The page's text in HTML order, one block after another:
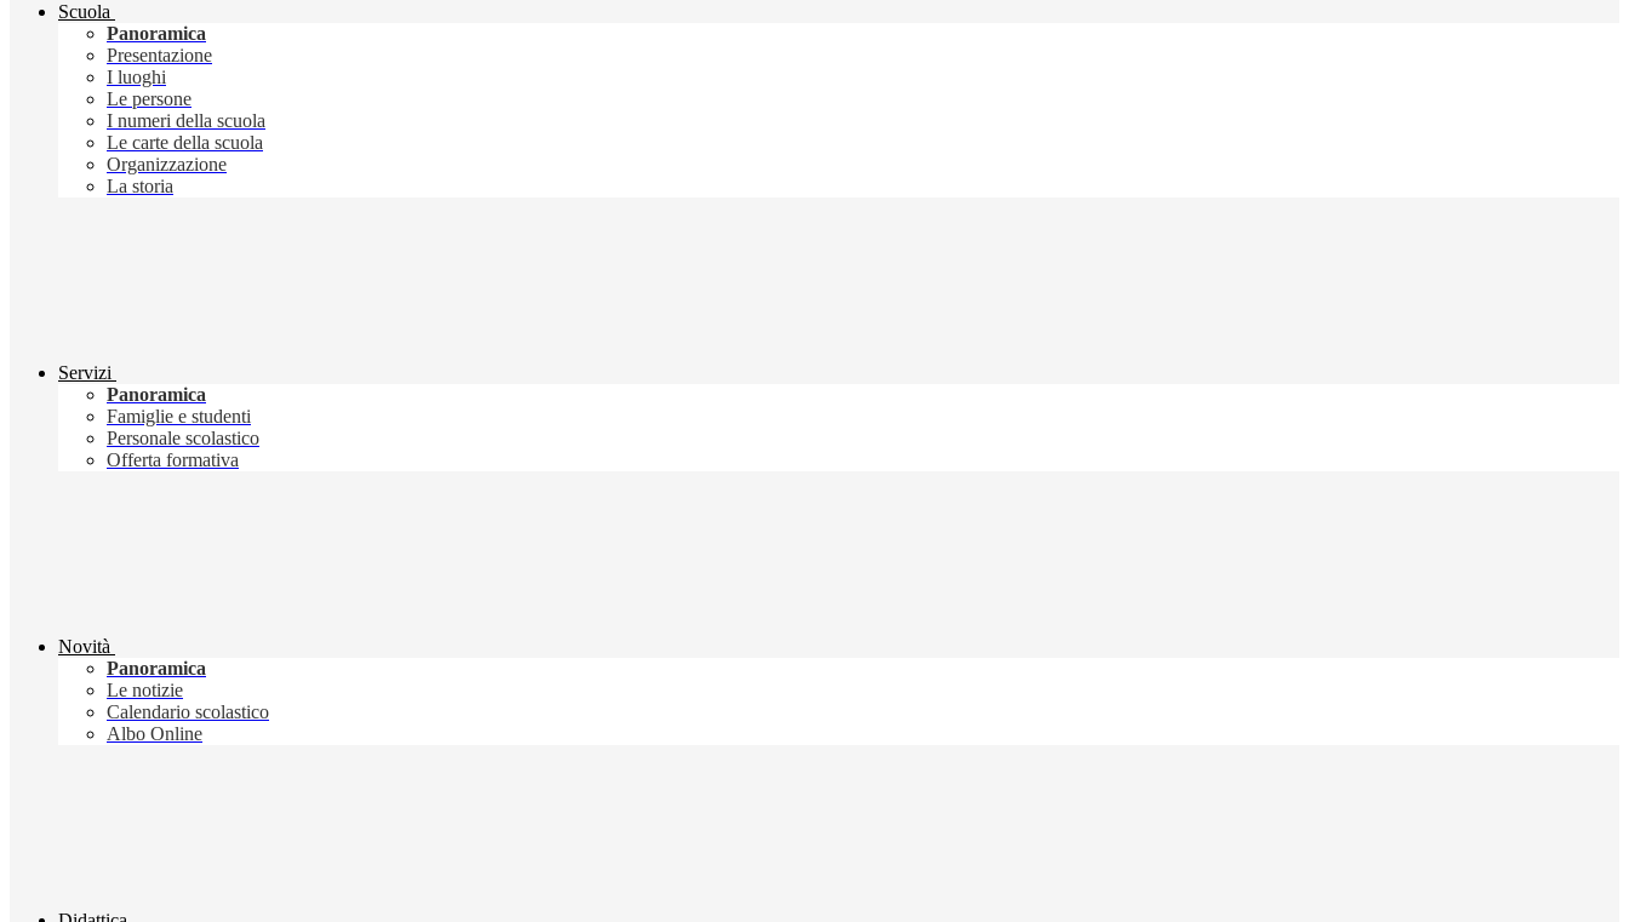
Scuola
Panoramica
Presentazione
I luoghi
Le persone
I numeri della scuola
Le carte della scuola
Organizzazione
La storia
Servizi
Panoramica
Famiglie e studenti
Personale scolastico
Offerta formativa
Novità
Panoramica
Le notizie
Calendario scolastico
Albo Online